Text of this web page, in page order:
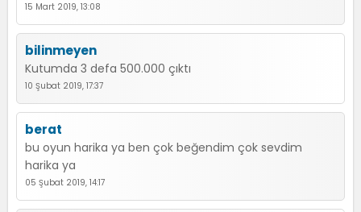
15 Mart 2019, 13:08
bilinmeyen
Kutumda 3 defa 500.000 çıktı
10 Şubat 2019, 17:37
berat
bu oyun harika ya ben çok beğendim çok sevdim
harika ya
05 Şubat 2019, 14:17